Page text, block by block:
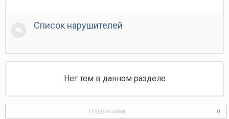
Список нарушителей
Нет тем в данном разделе
Подписчики 0